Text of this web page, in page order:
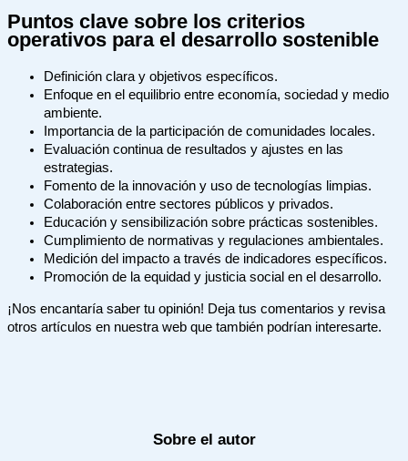
Puntos clave sobre los criterios
operativos para el desarrollo sostenible
Definición clara y objetivos específicos.
Enfoque en el equilibrio entre economía, sociedad y medio
ambiente.
Importancia de la participación de comunidades locales.
Evaluación continua de resultados y ajustes en las
estrategias.
Fomento de la innovación y uso de tecnologías limpias.
Colaboración entre sectores públicos y privados.
Educación y sensibilización sobre prácticas sostenibles.
Cumplimiento de normativas y regulaciones ambientales.
Medición del impacto a través de indicadores específicos.
Promoción de la equidad y justicia social en el desarrollo.
¡Nos encantaría saber tu opinión! Deja tus comentarios y revisa
otros artículos en nuestra web que también podrían interesarte.
Sobre el autor